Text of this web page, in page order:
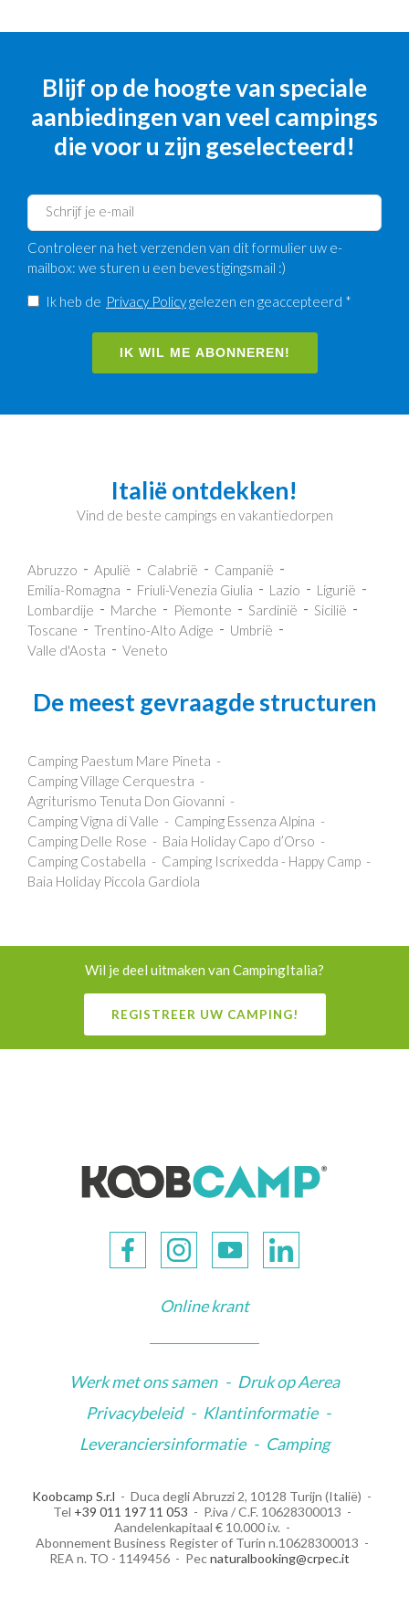
Blijf op de hoogte van speciale
aanbiedingen van veel campings
die voor u zijn geselecteerd!
Controleer na het verzenden van dit formulier uw e-
mailbox: we sturen u een bevestigingsmail :)
Ik heb de Privacy Policygelezen en geaccepteerd *
IK WIL ME ABONNEREN!
Italië ontdekken!
Vind de beste campings en vakantiedorpen
Abruzzo Apulië Calabrië
Campanië
Emilia-Romagna
Friuli-Venezia Giulia Lazio
Ligurië
Lombardije
Marche Piemonte Sardinië
Sicilië
Toscane
Trentino-Alto Adige
Umbrië
Valle d'Aosta
Veneto
De meest gevraagde structuren
Camping Paestum Mare Pineta
Camping Village Cerquestra
Agriturismo Tenuta Don Giovanni
Camping Vigna di Valle
Camping Essenza Alpina
Camping Delle Rose
Baia Holiday Capo d’Orso
Camping Costabella
Camping Iscrixedda - Happy Camp
Baia Holiday Piccola Gardiola
Wil je deel uitmaken van CampingItalia?
REGISTREER UW CAMPING!
Online krant
Werk met ons samen - Druk op Aerea
Privacybeleid - Klantinformatie -
Leveranciersinformatie - Camping
Koobcamp S.r.l
Duca degli Abruzzi 2, 10128 Turijn (Italië)
Tel +39 011 197 11 053
P.iva / C.F. 10628300013
Aandelenkapitaal € 10.000 i.v.
Abonnement Business Register of Turin n.10628300013
REA n. TO - 1149456
Pecnaturalbooking@crpec.it